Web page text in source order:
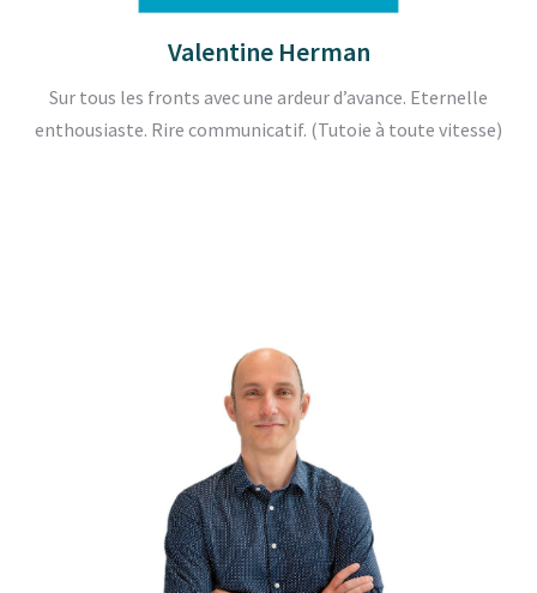
Valentine Herman
Sur tous les fronts avec une ardeur d’avance. Eternelle
enthousiaste. Rire communicatif. (Tutoie à toute vitesse)